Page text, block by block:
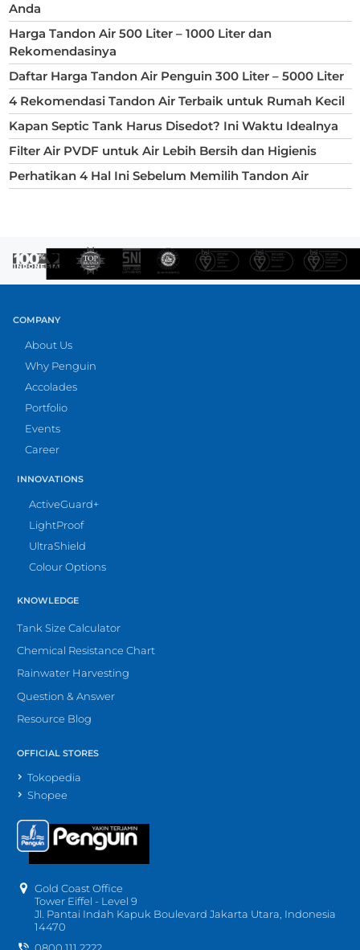
Anda
Harga Tandon Air 500 Liter – 1000 Liter dan
Rekomendasinya
Daftar Harga Tandon Air Penguin 300 Liter – 5000 Liter
4 Rekomendasi Tandon Air Terbaik untuk Rumah Kecil
Kapan Septic Tank Harus Disedot? Ini Waktu Idealnya
Filter Air PVDF untuk Air Lebih Bersih dan Higienis
Perhatikan 4 Hal Ini Sebelum Memilih Tandon Air
COMPANY
About Us
Why Penguin
Accolades
Portfolio
Events
Career
INNOVATIONS
ActiveGuard+
LightProof
UltraShield
Colour Options
KNOWLEDGE
Tank Size Calculator
Chemical Resistance Chart
Rainwater Harvesting
Question & Answer
Resource Blog
OFFICIAL STORES
Tokopedia
Shopee
Gold Coast Office
Tower Eiffel - Level 9
Jl. Pantai Indah Kapuk Boulevard Jakarta Utara, Indonesia
14470